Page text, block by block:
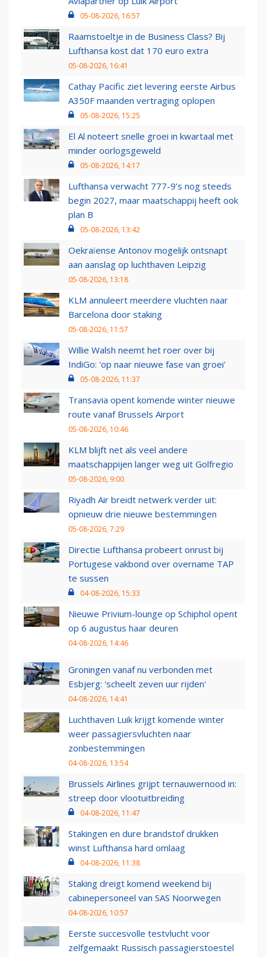
05-08-2026, 16:57
Raamstoeltje in de Business Class? Bij
Lufthansa kost dat 170 euro extra
05-08-2026, 16:41
Cathay Pacific ziet levering eerste Airbus
A350F maanden vertraging oplopen
05-08-2026, 15:25
El Al noteert snelle groei in kwartaal met
minder oorlogsgeweld
05-08-2026, 14:17
Lufthansa verwacht 777-9’s nog steeds
begin 2027, maar maatschappij heeft ook
plan B
05-08-2026, 13:42
Oekraïense Antonov mogelijk ontsnapt
aan aanslag op luchthaven Leipzig
05-08-2026, 13:18
KLM annuleert meerdere vluchten naar
Barcelona door staking
05-08-2026, 11:57
Willie Walsh neemt het roer over bij
IndiGo: 'op naar nieuwe fase van groei'
05-08-2026, 11:37
Transavia opent komende winter nieuwe
route vanaf Brussels Airport
05-08-2026, 10:46
KLM blijft net als veel andere
maatschappijen langer weg uit Golfregio
05-08-2026, 9:00
Riyadh Air breidt netwerk verder uit:
opnieuw drie nieuwe bestemmingen
05-08-2026, 7:29
Directie Lufthansa probeert onrust bij
Portugese vakbond over overname TAP
te sussen
04-08-2026, 15:33
Nieuwe Privium-lounge op Schiphol opent
op 6 augustus haar deuren
04-08-2026, 14:46
Groningen vanaf nu verbonden met
Esbjerg: 'scheelt zeven uur rijden'
04-08-2026, 14:41
Luchthaven Luik krijgt komende winter
weer passagiersvluchten naar
zonbestemmingen
04-08-2026, 13:54
Brussels Airlines grijpt ternauwernood in:
streep door vlootuitbreiding
04-08-2026, 11:47
Stakingen en dure brandstof drukken
winst Lufthansa hard omlaag
04-08-2026, 11:38
Staking dreigt komend weekend bij
cabinepersoneel van SAS Noorwegen
04-08-2026, 10:57
Eerste succesvolle testvlucht voor
zelfgemaakt Russisch passagierstoestel